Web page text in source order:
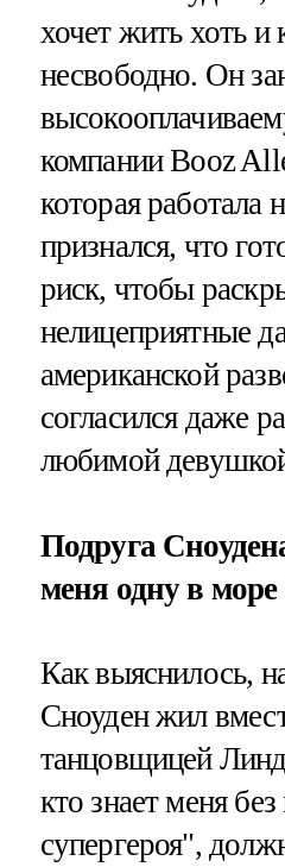
хочет жить хоть
несвободно. Он
компании Booz
которая работала
признался, что
риск, чтобы
нелицеприятные
американской
согласился даже
любимой
Подруга
меня одну в море
Как выяснилось,
Сноуден жил
танцовщицей
кто знает меня
супергероя",